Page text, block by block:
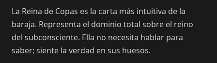
La Reina de Copas es la carta más intuitiva de la
baraja. Representa el dominio total sobre el reino
del subconsciente. Ella no necesita hablar para
saber; siente la verdad en sus huesos.